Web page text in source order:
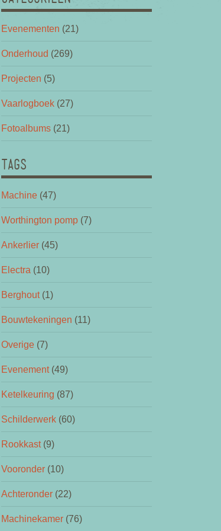
Evenementen (21)
Onderhoud (269)
Projecten (5)
Vaarlogboek (27)
Fotoalbums (21)
TAGS
Machine (47)
Worthington pomp (7)
Ankerlier (45)
Electra (10)
Berghout(1)
Bouwtekeningen (11)
Overige (7)
Evenement(49)
Ketelkeuring (87)
Schilderwerk (60)
Rookkast(9)
Vooronder (10)
Achteronder (22)
Machinekamer (76)